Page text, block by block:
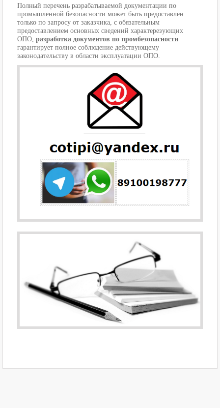
Полный перечень разрабатываемой документации по
промышленной безопасности может быть предоставлен
только по запросу от заказчика, с обязательным
предоставлением основных сведений характерезующих
ОПО, разработка документов по промбезопасности
гарантирует полное соблюдение действующему
законодательству в области эксплуатации ОПО.